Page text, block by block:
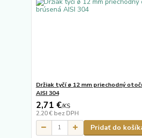
Držiak tyčí ø 12 mm priechodný
AISI 304
2,71 €/KS
2,20 € bez DPH
Pridať do